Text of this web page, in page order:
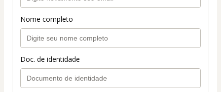
Nome completo
Doc. de identidade